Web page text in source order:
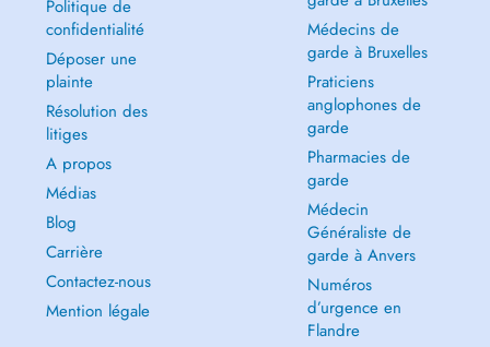
Politique de
confidentialité
Déposer une
plainte
Résolution des
litiges
A propos
Médias
Blog
Carrière
Contactez-nous
Mention légale
Médecins de
garde à Bruxelles
Praticiens
anglophones de
garde
Pharmacies de
garde
Médecin
Généraliste de
garde à Anvers
Numéros
d’urgence en
Flandre